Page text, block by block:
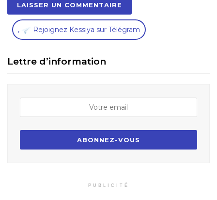
, Rejoignez Kessiya sur Télégram
Lettre d’information
PUBLICITÉ